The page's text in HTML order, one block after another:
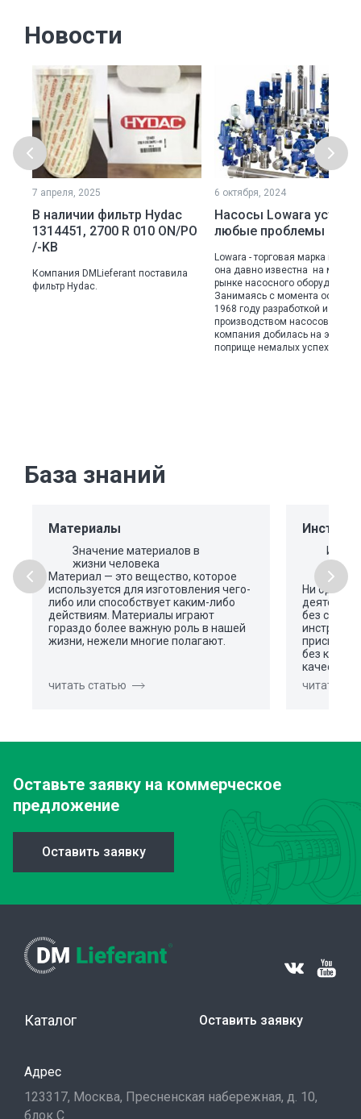
Новости
7 апреля, 2025
В наличии фильтр Hydac
1314451, 2700 R 010 ON/PO
/-KB
Компания DMLieferant поставила
фильтр Hydac.
6 октября, 2024
Насосы Lowara
любые проблемы с
Lowara - торговая марка из
она давно известна на
рынке насосного
Занимаясь с момента
1968 году разработкой и
производством насосов для
компания добилась на этом
поприще немалых успехов.
База знаний
Материалы
Значение материалов в
жизни человека
Материал — это вещество, которое
используется для изготовления чего-
либо или способствует каким-либо
действиям. Материалы играют
гораздо более важную роль в нашей
жизни, нежели многие полагают.
читать статью
Ни один
без
без
качестве
читать
Оставьте заявку на коммерческое
предложение
Оставить заявку
Каталог Оставить заявку
Адрес
123317, Москва, Пресненская набережная, д. 10,
блок С